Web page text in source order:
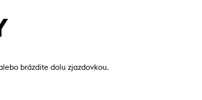
brázdite dolu zjazdovkou.